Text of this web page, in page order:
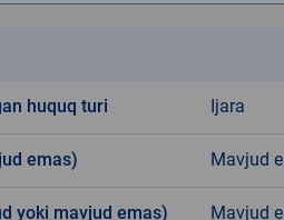
huquq turi Ijara
emas) Mavjud
yoki mavjud emas) Mavjud